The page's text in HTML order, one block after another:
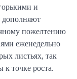
и
пожелтению
еженедельно
листьях, так
к точке роста.